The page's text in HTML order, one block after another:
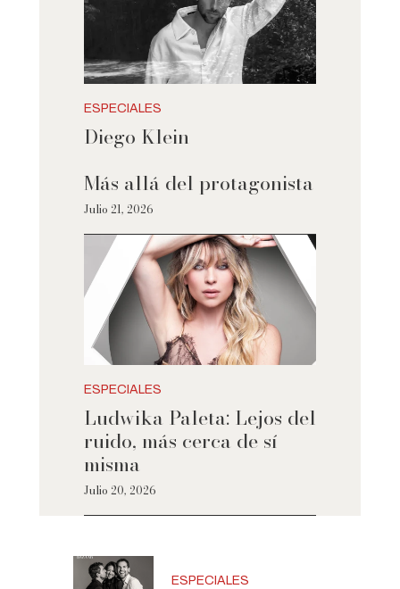
ESPECIALES
Diego Klein
Más allá del protagonista
Julio 21, 2026
ESPECIALES
Ludwika Paleta: Lejos del
ruido, más cerca de sí
misma
Julio 20, 2026
ESPECIALES